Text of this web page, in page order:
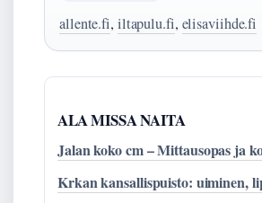
allente.fi, iltapulu.fi, elisaviihde.fi
ALA MISSA NAITA
Jalan koko cm – Mittausopas ja
Krkan kansallispuisto: uiminen,